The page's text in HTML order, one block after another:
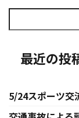
最近の投
5/24スポーツ